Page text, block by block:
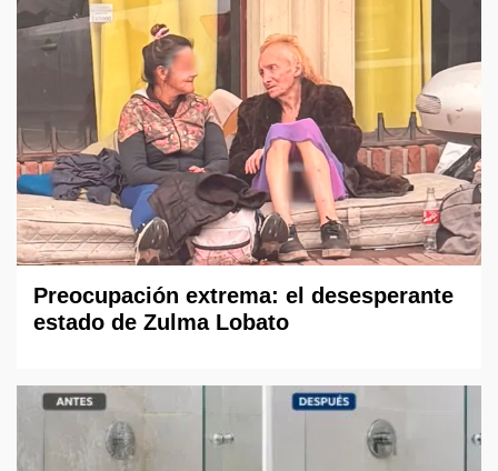
Preocupación extrema: el desesperante
estado de Zulma Lobato